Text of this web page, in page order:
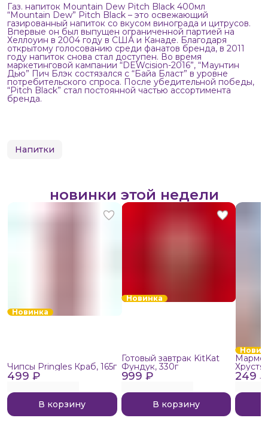
Газ. напиток Mountain Dew Pitch Black 400мл
“Mountain Dew” Pitch Black – это освежающий
газированный напиток со вкусом винограда и цитрусов.
Впервые он был выпущен ограниченной партией на
Хеллоуин в 2004 году в США и Канаде. Благодаря
открытому голосованию среди фанатов бренда, в 2011
году напиток снова стал доступен. Во время
маркетинговой кампании “DEWcision-2016”, “Маунтин
Дью” Пич Блэк состязался с “Байа Бласт” в уровне
потребительского спроса. После убедительной победы,
“Pitch Black” стал постоянной частью ассортимента
бренда.
Напитки
новинки этой недели
Новинка
499 ₽
Чипсы Pringles Краб, 165г
В корзину
Новинка
999 ₽
Готовый завтрак KitKat
Фундук, 330г
В корзину
249 ₽